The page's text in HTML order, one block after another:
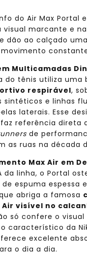
do Air Max Portal
visual marcante e
dão ao calçado uma
Multicamadas
do tênis utiliza uma
respirável,
sintéticos e linhas
laterais. Esse
referência direta
de
as ruas na década
Max Air em
da linha, o Portal
espuma espessa e
abriga a famosa
Air visível no
só confere o visual
característico da
excelente
o dia a dia.